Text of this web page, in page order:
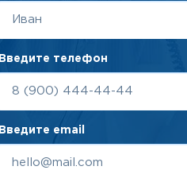
Введите телефон
Введите email